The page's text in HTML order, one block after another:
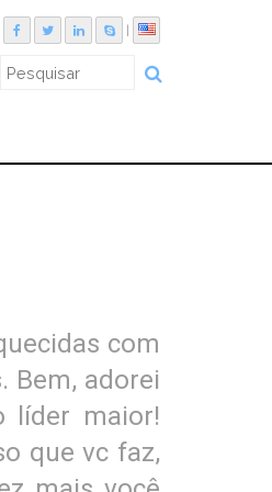
com
Bem, adorei
líder maior!
que vc faz,